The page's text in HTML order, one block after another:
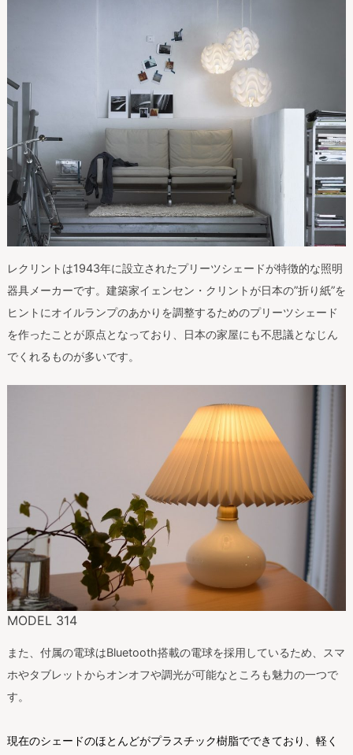
レクリントは1943年に設立されたプリーツシェードが特徴的な照明
器具メーカーです。建築家イェンセン・クリントが日本の”折り紙”を
ヒントにオイルランプのあかりを調整するためのプリーツシェード
を作ったことが原点となっており、日本の家屋にも不思議となじん
でくれるものが多いです。
MODEL 314
また、付属の電球はBluetooth搭載の電球を採用しているため、スマ
ホやタブレットからオンオフや調光が可能なところも魅力の一つで
す。
現在のシェードのほとんどがプラスチック樹脂でできており、軽く